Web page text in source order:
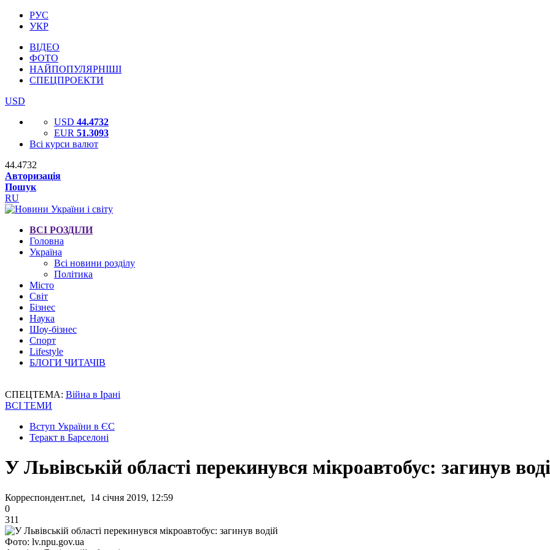
РУС
УКР
ВІДЕО
ФОТО
НАЙПОПУЛЯРНІШІ
СПЕЦПРОЕКТИ
USD
USD 44.4732
EUR 51.3093
Всі курси валют
44.4732
Авторизація
Пошук
RU
ВСІ РОЗДІЛИ
Головна
Україна
Всі новини розділу
Політика
Місто
Світ
Бізнес
Наука
Шоу-бізнес
Спорт
Lifestyle
БЛОГИ ЧИТАЧІВ
СПЕЦТЕМА: Війна в Ірані
ВСІ ТЕМИ
Вступ України в ЄС
Теракт в Барселоні
У Львівській області перекинувся мікроавтобус: загинув
Корреспондент.net, 14 січня 2019, 12:59
0
311
Фото: lv.npu.gov.ua